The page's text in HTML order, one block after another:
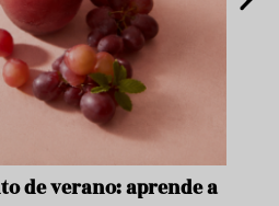
de verano: aprende a